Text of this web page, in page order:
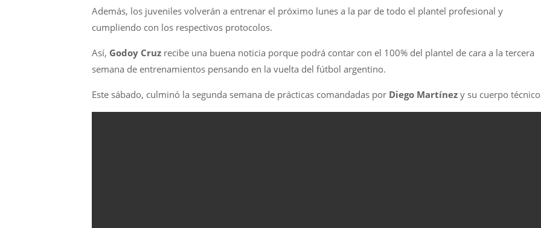
Además, los juveniles volverán a entrenar el próximo lunes a la par de todo el plantel profesional y
cumpliendo con los respectivos protocolos.
Así, Godoy Cruz recibe una buena noticia porque podrá contar con el 100% del plantel de cara a la tercera
semana de entrenamientos pensando en la vuelta del fútbol argentino.
Este sábado, culminó la segunda semana de prácticas comandadas por Diego Martínez y su cuerpo